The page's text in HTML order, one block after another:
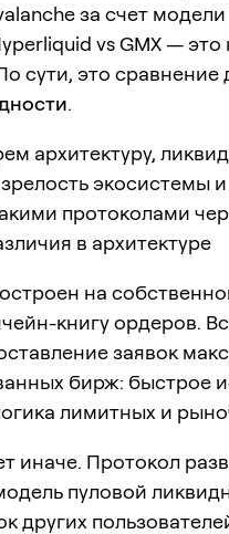
за счет
vs GMX —
сути, это сравнение
.
архитектуру,
экосистемы
протоколами
в архитектуре
на
книгу ордеров.
заявок
бирж: быстрое
лимитных и
иначе. Протокол
пуловой
других